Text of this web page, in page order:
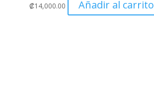
₡14,000.00 Añadir al carrito